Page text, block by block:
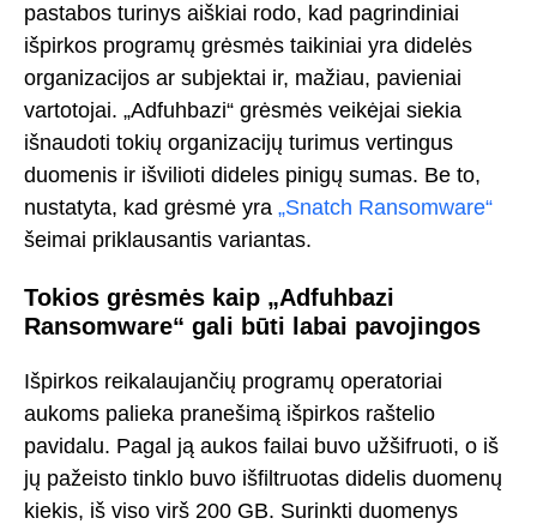
pastabos turinys aiškiai rodo, kad pagrindiniai
išpirkos programų grėsmės taikiniai yra didelės
organizacijos ar subjektai ir, mažiau, pavieniai
vartotojai. „Adfuhbazi“ grėsmės veikėjai siekia
išnaudoti tokių organizacijų turimus vertingus
duomenis ir išvilioti dideles pinigų sumas. Be to,
nustatyta, kad grėsmė yra „Snatch Ransomware“
šeimai priklausantis variantas.
Tokios grėsmės kaip „Adfuhbazi
Ransomware“ gali būti labai pavojingos
Išpirkos reikalaujančių programų operatoriai
aukoms palieka pranešimą išpirkos raštelio
pavidalu. Pagal ją aukos failai buvo užšifruoti, o iš
jų pažeisto tinklo buvo išfiltruotas didelis duomenų
kiekis, iš viso virš 200 GB. Surinkti duomenys